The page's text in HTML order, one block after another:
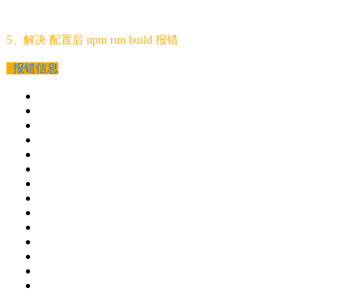
5、解决 配置后 npm run build 报错
报错信息